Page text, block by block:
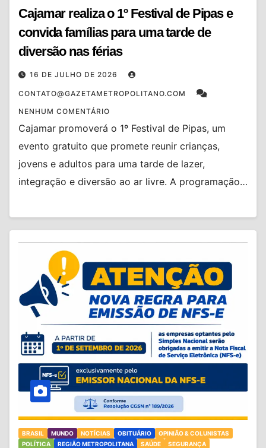
Cajamar realiza o 1º Festival de Pipas e
convida famílias para uma tarde de
diversão nas férias
16 DE JULHO DE 2026
CONTATO@GAZETAMETROPOLITANO.COM
NENHUM COMENTÁRIO
Cajamar promoverá o 1º Festival de Pipas, um
evento gratuito que promete reunir crianças,
jovens e adultos para uma tarde de lazer,
integração e diversão ao ar livre. A programação…
BRASIL MUNDO NOTÍCIAS OBITUÁRIO
OPINIÃO & COLUNISTAS
POLÍTICA
REGIÃO METROPOLITANA SAÚDE
SEGURANÇA